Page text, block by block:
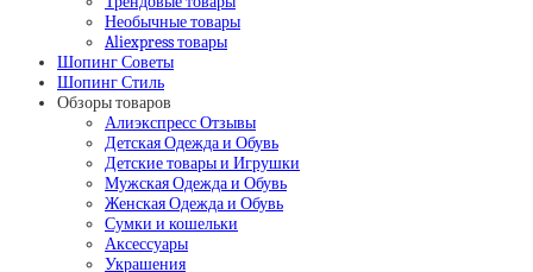
Необычные товары
Aliexpress товары
Шопинг Советы
Шопинг Стиль
Обзоры товаров
Алиэкспресс Отзывы
Детская Одежда и Обувь
Детские товары и Игрушки
Мужская Одежда и Обувь
Женская Одежда и Обувь
Сумки и кошельки
Аксессуары
Украшения